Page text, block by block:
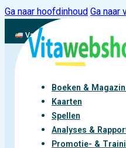
Ga naar hoofdinhoud Ga naar
Vandaag besteld, binnen 2-3
Boeken &
Kaarten
Spellen
Analyses &
Promotie- &